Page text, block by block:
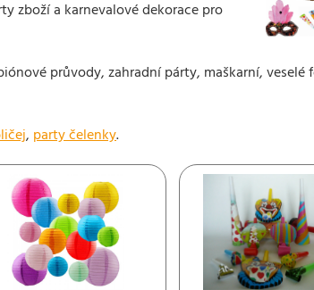
zboží a karnevalové dekorace pro
průvody, zahradní párty, maškarní, veselé
, party čelenky.